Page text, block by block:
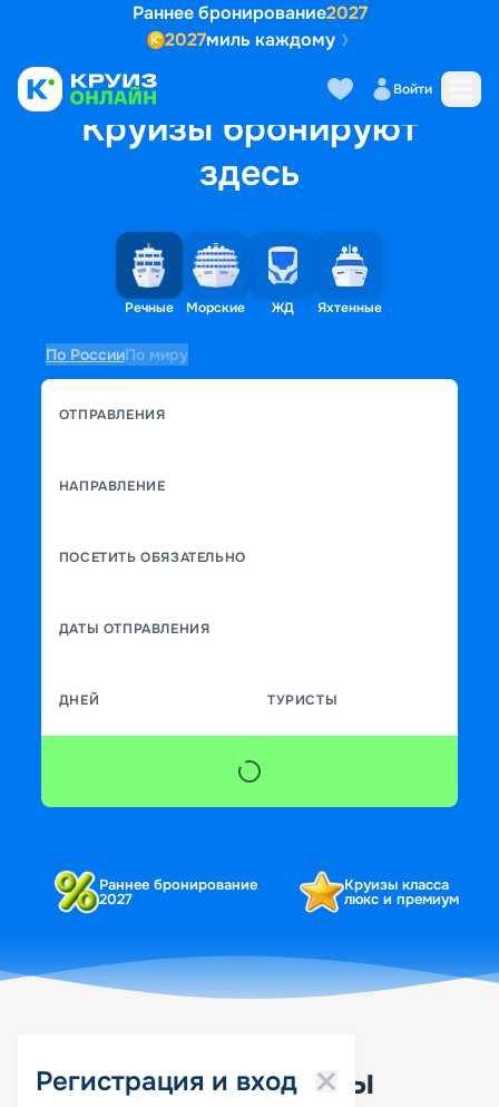
Раннее бронирование2027
2027миль каждому
Войти
Круизы бронируют
здесь
Речные Морские ЖД Яхтенные
По РоссииПо миру
ОТПРАВЛЕНИЯ
НАПРАВЛЕНИЕ
ПОСЕТИТЬ ОБЯЗАТЕЛЬНО
ДАТЫ ОТПРАВЛЕНИЯ
ДНЕЙ ТУРИСТЫ
Раннее бронирование
2027
Круизы класса
люкс и премиум
Регистрация и вход
Популярные круизы